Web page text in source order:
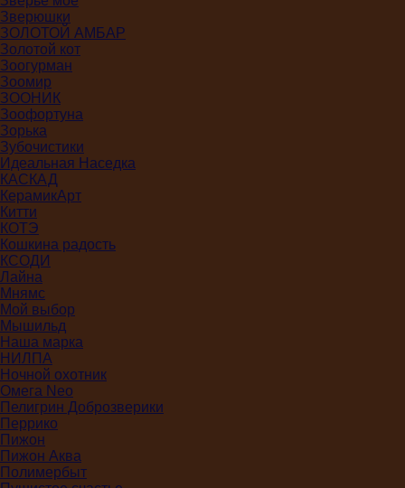
Зверюшки
ЗОЛОТОЙ АМБАР
Золотой кот
Зоогурман
Зоомир
ЗООНИК
Зоофортуна
Зорька
Зубочистики
Идеальная Наседка
КАСКАД
КерамикАрт
Китти
КОТЭ
Кошкина радость
КСОДИ
Лайна
Мнямс
Мой выбор
Мышильд
Наша марка
НИЛПА
Ночной охотник
Омега Neo
Пелигрин Доброзверики
Перрико
Пижон
Пижон Аква
Полимербыт